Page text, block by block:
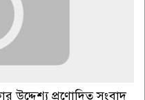
উদ্দেশ্য প্রণোদিত সংবাদ